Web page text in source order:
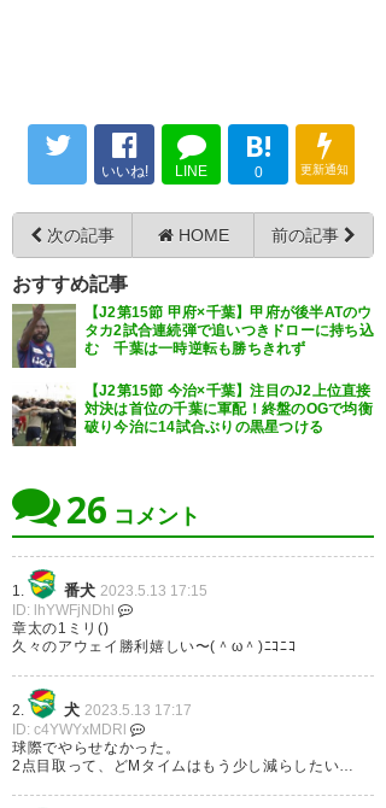
今日の勝利もウノゼロォ！！！
俺たちが勝つときは全部1-0や！
これが尹監督が求めていたサッ
カーだああ！ （諸説あり
#jefunited
— junichi (jun1041twtr)2023,
5月 13
終了1-0 しぶとく、手堅く、勝
点3！！！！！ #jefunited
https://t.co/I3KylpbpBf
— ごん (gonbe0419JEF)
月 13
U-名無しさん 2023/05/13(土) 16:06:00 qDXubNjS0
今日もMVPは日高かな
U-名無しさん 2023/05/13(土) 16:08:49 qDXubNjS0
甲府は枠内シュート3本なのか
67U-名無しさん2023/05/13(土) 16:09:49 pWZT7BF/0
開幕戦以来のアウェー勝利か
68U-名無しさん2023/05/13(土) 16:10:16 /94hqt6Sd
今日勝っておいてよかった
清水には大量失点しないことだな
71 U-名無しさん2023/05/13(土) 16:12:46 6RfJ9DHm0
J2も早くVAR導入してほしいな
勝っても負けても微妙な判定だと後味が悪い
75 U-名無しさん 2023/05/13(土) 16:16:29 OwfF0C/B0
日高はマジでいい選手。
若手は手本にして欲しいくらい。
77U-名無しさん2023/05/13(土) 16:21:49 kcBEuv8W0
田中はスピードしかないけどそれでチャンスは少な
いがなら毎試合作れたりするからな
いいね! LINE
B!
0 更新通知
次の記事 HOME 前の記事
おすすめ記事
【J2第15節 甲府×千葉】甲府が後半ATのウ
タカ2試合連続弾で追いつきドローに持ち込
む 千葉は一時逆転も勝ちきれず
【J2第15節 今治×千葉】注目のJ2上位直接
対決は首位の千葉に軍配！終盤のOGで均衡
破り今治に14試合ぶりの黒星つける
26 コメント
1. 番犬 2023.5.13 17:15
ID: lhYWFjNDhl
章太の1ミリ()
久々のアウェイ勝利嬉しい〜(＾ω＾)ﾆｺﾆｺ
2. 犬 2023.5.13 17:17
ID: c4YWYxMDRl
球際でやらせなかった。
2点目取って、どMタイムはもう少し減らしたい…